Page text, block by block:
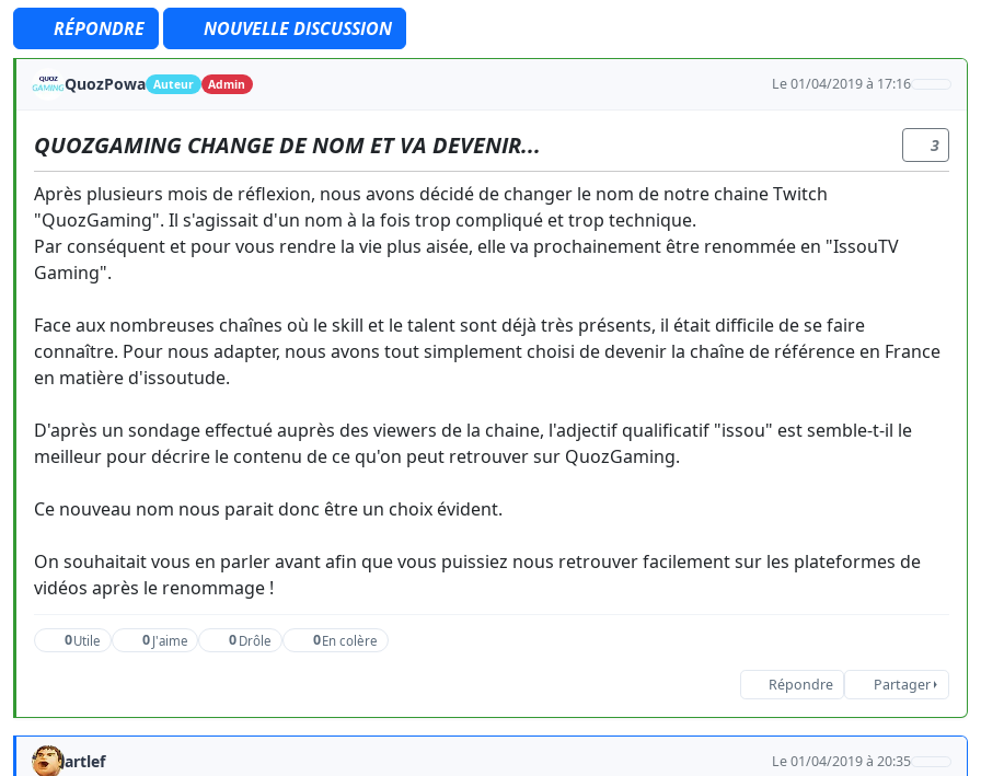
RÉPONDRE NOUVELLE DISCUSSION
QuozPowa Auteur Admin Le 01/04/2019 à 17:16
QUOZGAMING CHANGE DE NOM ET VA DEVENIR... 3
Après plusieurs mois de réflexion, nous avons décidé de changer le nom de notre chaine Twitch
"QuozGaming". Il s'agissait d'un nom à la fois trop compliqué et trop technique.
Par conséquent et pour vous rendre la vie plus aisée, elle va prochainement être renommée en "IssouTV
Gaming".
Face aux nombreuses chaînes où le skill et le talent sont déjà très présents, il était difficile de se faire
connaître. Pour nous adapter, nous avons tout simplement choisi de devenir la chaîne de référence en France
en matière d'issoutude.
D'après un sondage effectué auprès des viewers de la chaine, l'adjectif qualificatif "issou" est semble-t-il le
meilleur pour décrire le contenu de ce qu'on peut retrouver sur QuozGaming.
Ce nouveau nom nous parait donc être un choix évident.
On souhaitait vous en parler avant afin que vous puissiez nous retrouver facilement sur les plateformes de
vidéos après le renommage !
0Utile 0 J'aime 0 Drôle 0En colère
Répondre Partager
artlef Le 01/04/2019 à 20:35